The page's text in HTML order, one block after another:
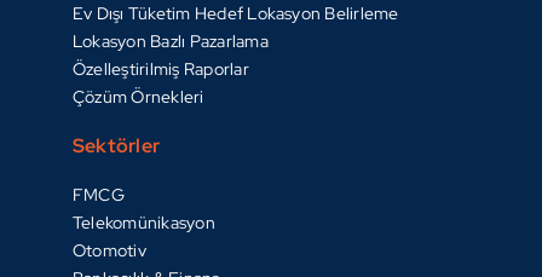
Ev Dışı Tüketim Hedef Lokasyon Belirleme
Lokasyon Bazlı Pazarlama
Özelleştirilmiş Raporlar
Çözüm Örnekleri
Sektörler
FMCG
Telekomünikasyon
Otomotiv